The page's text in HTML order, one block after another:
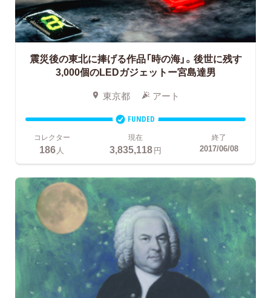
震災後の東北に捧げる作品「時の海」。後世に残す
3,000個のLEDガジェットー宮島達男
東京都 アート
FUNDED
コレクター
186人
現在
3,835,118円
終了
2017/06/08